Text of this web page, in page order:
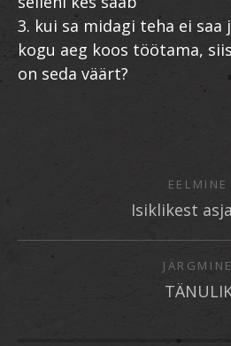
3. kui sa midagi teha ei saa
kogu aeg koos töötama,
on seda väärt?
EELMINE
Isiklikest
JÄRGMINE